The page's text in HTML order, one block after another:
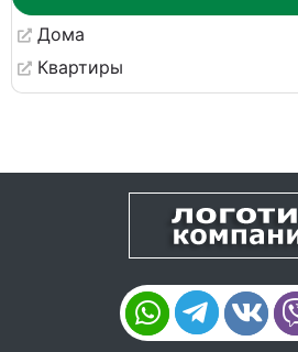
Дома
Квартиры